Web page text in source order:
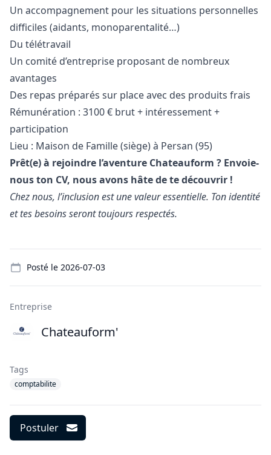
Un accompagnement pour les situations personnelles
difficiles (aidants, monoparentalité…)
Du télétravail
Un comité d’entreprise proposant de nombreux
avantages
Des repas préparés sur place avec des produits frais
Rémunération : 3100 € brut + intéressement +
participation
Lieu : Maison de Famille (siège) à Persan (95)
Prêt(e) à rejoindre l’aventure Chateauform ? Envoie-
nous ton CV, nous avons hâte de te découvrir !
Chez nous, l’inclusion est une valeur essentielle. Ton identité
et tes besoins seront toujours respectés.
Posté le 2026-07-03
Entreprise
Chateauform'
Tags
comptabilite
Postuler